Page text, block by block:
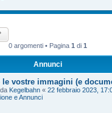
0 argomenti • Pagina 1 di 1
Annunci
le vostre immagini (e
Kegelbahn « 22 febbraio 2023,
e Annunci